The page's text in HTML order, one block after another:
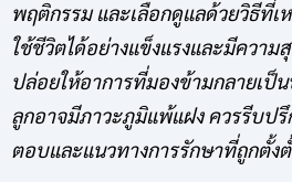
พฤติกรรม และเลือกดูแลด้วยวิธีที่เ
ใช้ชีวิตได้อย่างแข็งแรงและมีความ
ปล่อยให้อาการที่มองข้ามกลายเป็
ลูกอาจมีภาวะภูมิแพ้แฝง ควรรีบป
ตอบและแนวทางการรักษาที่ถูกตั้ง